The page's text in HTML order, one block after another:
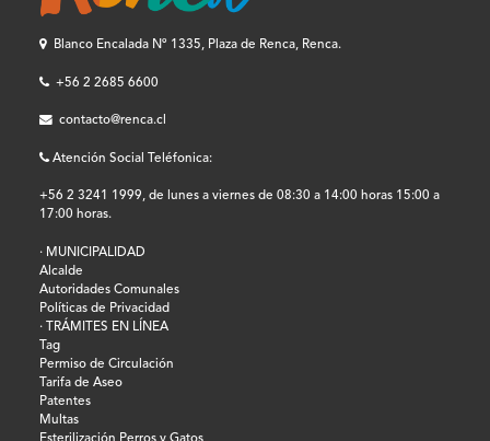
Blanco Encalada Nº 1335, Plaza de Renca, Renca.
+56 2 2685 6600
contacto@renca.cl
Atención Social Teléfonica:
+56 2 3241 1999, de lunes a viernes de 08:30 a 14:00 horas 15:00 a
17:00 horas.
· MUNICIPALIDAD
Alcalde
Autoridades Comunales
Políticas de Privacidad
· TRÁMITES EN LÍNEA
Tag
Permiso de Circulación
Tarifa de Aseo
Patentes
Multas